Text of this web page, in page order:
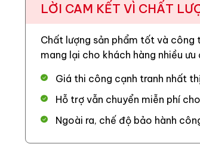
Với sản phẩm gạch lát nền Taicera
người có thể dễ dàng vệ sinh, lau
mặt được lát.
LỜI CAM KẾT VÌ CHẤT
Chất lượng sản phẩm tốt và
mang lại cho khách hàng nhiều ưu
Giá thi công cạnh tranh nhất
Hỗ trợ vẫn chuyển miễn phí
Ngoài ra, chế độ bảo hành